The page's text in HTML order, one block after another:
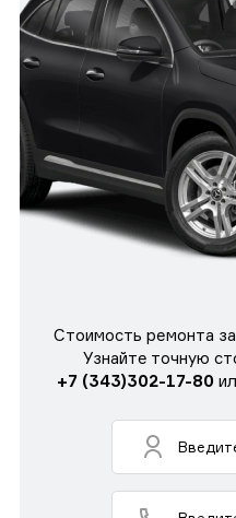
Стоимость ремонта
Узнайте точную
+7 (343)302-17-80